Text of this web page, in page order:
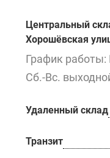
Центральный
Хорошёвская
График работы:
Сб.-Вс.
Удаленный склад
Транзит